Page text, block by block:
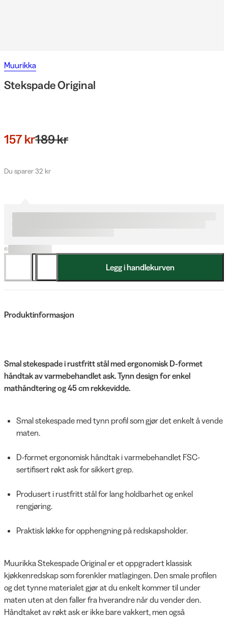
Muurikka
Stekspade Original
157 kr189 kr
Du sparer 32 kr
Legg i handlekurven
Produktinformasjon
Smal stekespade i rustfritt stål med ergonomisk D-formet
håndtak av varmebehandlet ask. Tynn design for enkel
mathåndtering og 45 cm rekkevidde.
Smal stekespade med tynn profil som gjør det enkelt å vende
maten.
D-formet ergonomisk håndtak i varmebehandlet FSC-
sertifisert røkt ask for sikkert grep.
Produsert i rustfritt stål for lang holdbarhet og enkel
rengjøring.
Praktisk løkke for opphengning på redskapsholder.
Muurikka Stekespade Original er et oppgradert klassisk
kjøkkenredskap som forenkler matlagingen. Den smale profilen
og det tynne materialet gjør at du enkelt kommer til under
maten uten at den faller fra hverandre når du vender den.
Håndtaket av røkt ask er ikke bare vakkert, men også